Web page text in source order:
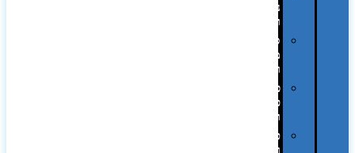
נופש
ונסיעות
סביבת
משרד
ופרימיום
כלים,
פנסים
ורכב
טקסטיל
וחורף